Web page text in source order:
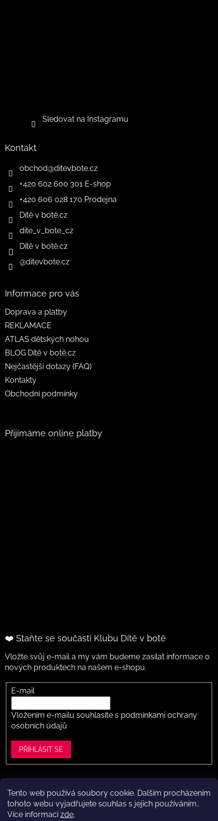
Tento web používá soubory cookie. Dalším procházením
tohoto webu vyjadřujete souhlas s jejich používáním..
Více informacízde.
Sledovat na Instagramu
Kontakt
obchod@ditevbote.cz
+420 602 600 301 E-shop
+420 606 028 170 Prodejna
Dítě v botě.cz
dite_v_bote_cz
Dítě v botě.cz
@ditevbote.cz
Informace pro vás
Doprava a platby
REKLAMACE
ATLAS dětských nohou
BLOG Dítě v botě.cz
Nejčastější dotazy (FAQ)
Kontakty
Obchodní podmínky
Přijímáme online platby
❤️ Staňte se součástí Klubu Dítě v botě
Vložte svůj e-mail a my vám budeme zasílat informace o
nových produktech na našem e-shopu.
E-mail
Vložením e-mailu souhlasíte s podmínkami ochrany
osobních údajů
PŘIHLÁSIT SE
Vytvořil Shoptet